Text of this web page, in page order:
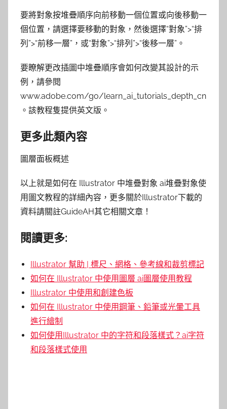
要將對象按堆疊順序向前移動一個位置或向後移動一
個位置，請選擇要移動的對象，然後選擇“對象”>“排
列”>“前移一層”，或“對象”>“排列”>“後移一層”。
要瞭解更改插圖中堆疊順序會如何改變其設計的示
例，請參閱
www.adobe.com/go/learn_ai_tutorials_depth_cn
。該教程隻提供英文版。
更多此類內容
圖層面板概述
以上就是如何在 Illustrator 中堆疊對象 ai堆疊對象使
用圖文教程的詳細內容，更多關於Illustrator下載的
資料請關註GuideAH其它相關文章！
閱讀更多:
Illustrator 幫助 | 標尺、網格、參考線和裁剪標記
如何在 Illustrator 中使用圖層 ai圖層使用教程
Illustrator 中使用和創建色板
如何在 Illustrator 中使用鋼筆、鉛筆或光暈工具
進行繪制
如何使用Illustrator 中的字符和段落樣式？ai字符
和段落樣式使用